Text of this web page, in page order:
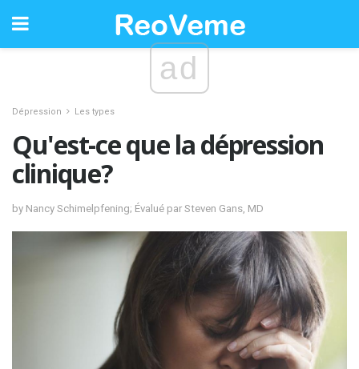
ad
Dépression Les types
Qu'est-ce que la dépression
clinique?
by Nancy Schimelpfening; Évalué par Steven Gans, MD